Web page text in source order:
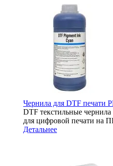
Чернила для DTF печати
DTF текстильные
для цифровой печати на
Детальнее